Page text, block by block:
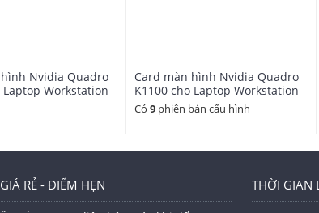
Processors: 576
Nvidia Quadro
Laptop Workstation
Card màn hình Nvidia Quadro
K1100 cho Laptop Workstation
Có 9phiên bản cấu hình
RẺ - ĐIỂM HẸN THỜI GIAN